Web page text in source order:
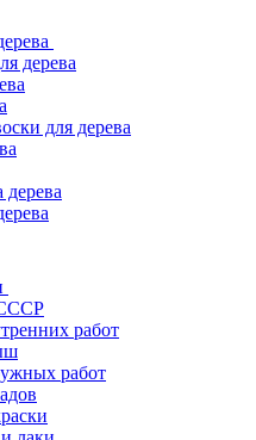
дерева
для дерева
работ
работ